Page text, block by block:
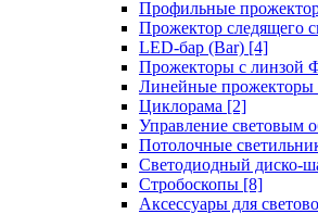
Профильные
Прожектор следящего
LED-бар (Bar) [4]
Прожекторы с линзой
Линейные прожекторы
Циклорама [2]
Управление световым
Потолочные
Светодиодный диско-
Стробоскопы [8]
Аксессуары для